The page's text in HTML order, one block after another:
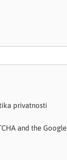
privatnosti
and the Google